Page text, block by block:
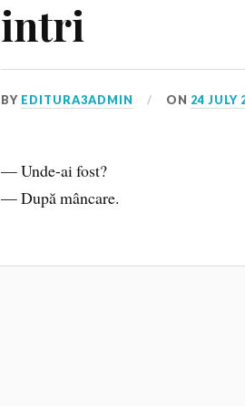
intri
BY EDITURA3ADMIN ON 24 JULY
— Unde-ai fost?
— După mâncare.